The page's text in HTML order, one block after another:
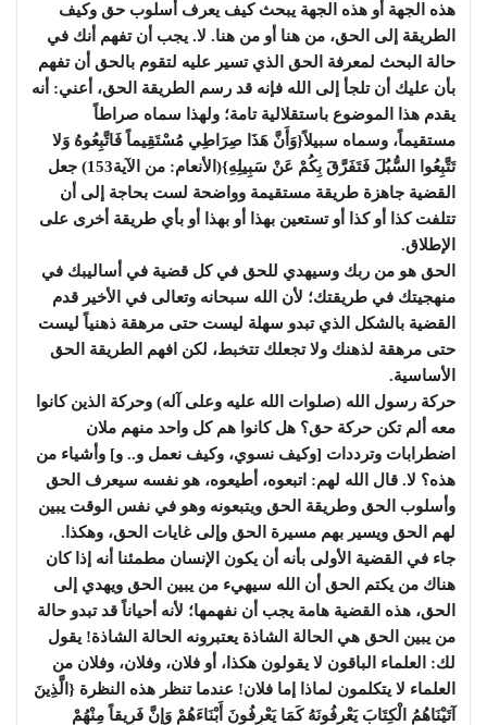
هذه الجهة أو هذه الجهة يبحث كيف يعرف أسلوب حق وكيف
الطريقة إلى الحق، من هنا أو من هنا. لا. يجب أن تفهم أنك في
حالة البحث لمعرفة الحق الذي تسير عليه لتقوم بالحق أن تفهم
بأن عليك أن تلجأ إلى الله فإنه قد رسم الطريقة الحق، أعني: أنه
يقدم هذا الموضوع باستقلالية تامة؛ ولهذا سماه صراطاً
مستقيماً، وسماه سبيلاً{وَأَنَّ هَذَا صِرَاطِي مُسْتَقِيماً فَاتَّبِعُوهُ وَلا
تَتَّبِعُوا السُّبُلَ فَتَفَرَّقَ بِكُمْ عَنْ سَبِيلِهِ}(الأنعام: من الآية153) جعل
القضية جاهزة طريقة مستقيمة وواضحة لست بحاجة إلى أن
تتلفت كذا أو كذا أو تستعين بهذا أو بهذا أو بأي طريقة أخرى على
الإطلاق.
الحق هو من ربك وسيهدي للحق في كل قضية في أساليبك في
منهجيتك في طريقتك؛ لأن الله سبحانه وتعالى في الأخير قدم
القضية بالشكل الذي تبدو سهلة ليست حتى مرهقة ذهنياً ليست
حتى مرهقة لذهنك ولا تجعلك تتخبط، لكن افهم الطريقة الحق
الأساسية.
حركة رسول الله (صلوات الله عليه وعلى آله) وحركة الذين كانوا
معه ألم تكن حركة حق؟ هل كانوا هم كل واحد منهم ملان
اضطرابات وترددات [وكيف نسوي، وكيف نعمل و.. و] وأشياء من
هذه؟ لا. قال الله لهم: اتبعوه، أطيعوه، هو نفسه سيعرف الحق
وأسلوب الحق وطريقة الحق ويتبعونه وهو في نفس الوقت يبين
لهم الحق ويسير بهم مسيرة الحق وإلى غايات الحق، وهكذا.
جاء في القضية الأولى بأنه أن يكون الإنسان مطمئنا أنه إذا كان
هناك من يكتم الحق أن الله سيهيء من يبين الحق ويهدي إلى
الحق، هذه القضية هامة يجب أن نفهمها؛ لأنه أحياناً قد تبدو حالة
من يبين الحق هي الحالة الشاذة يعتبرونه الحالة الشاذة! يقول
لك: العلماء الباقون لا يقولون هكذا، أو فلان، وفلان، وفلان من
العلماء لا يتكلمون لماذا إما فلان! عندما تنظر هذه النظرة {الَّذِينَ
آتَيْنَاهُمُ الْكِتَابَ يَعْرِفُونَهُ كَمَا يَعْرِفُونَ أَبْنَاءَهُمْ وَإِنَّ فَرِيقاً مِنْهُمْ